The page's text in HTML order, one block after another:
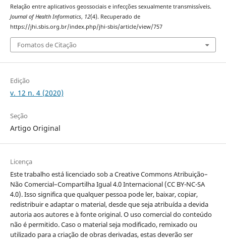
Relação entre aplicativos geossociais e infecções sexualmente transmissíveis.
Journal of Health Informatics, 12(4). Recuperado de
https://jhi.sbis.org.br/index.php/jhi-sbis/article/view/757
Fomatos de Citação
Edição
v. 12 n. 4 (2020)
Seção
Artigo Original
Licença
Este trabalho está licenciado sob a Creative Commons Atribuição–
Não Comercial–Compartilha Igual 4.0 Internacional (CC BY-NC-SA
4.0). Isso significa que qualquer pessoa pode ler, baixar, copiar,
redistribuir e adaptar o material, desde que seja atribuída a devida
autoria aos autores e à fonte original. O uso comercial do conteúdo
não é permitido. Caso o material seja modificado, remixado ou
utilizado para a criação de obras derivadas, estas deverão ser